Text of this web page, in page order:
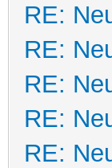
RE:
RE:
RE:
RE:
RE: